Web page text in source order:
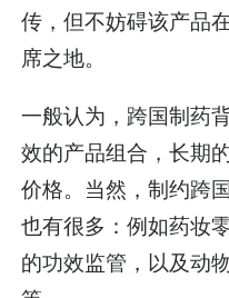
传，但不妨碍该产品
席之地。
一般认为，跨国制药
效的产品组合，长期
价格。当然，制约跨
也有很多：例如药妆
的功效监管，以及动